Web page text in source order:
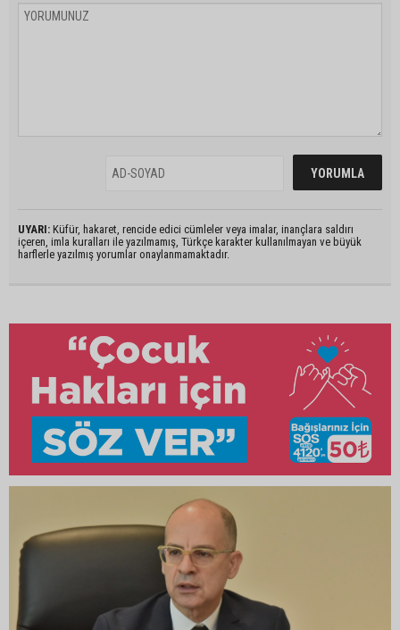
UYARI: Küfür, hakaret, rencide edici cümleler veya imalar, inançlara saldırı
içeren, imla kuralları ile yazılmamış, Türkçe karakter kullanılmayan ve büyük
harflerle yazılmış yorumlar onaylanmamaktadır.